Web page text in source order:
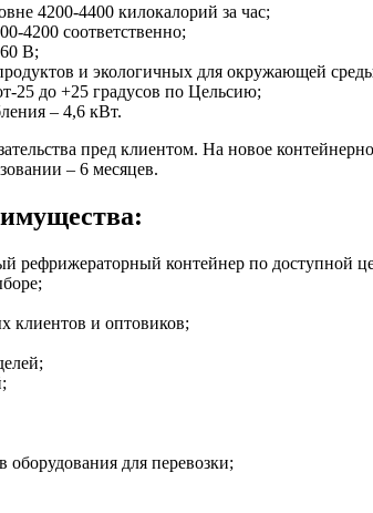
4200-4400 килокалорий за час;
4200 соответственно;
B;
и экологичных для окружающей
25 до +25 градусов по Цельсию;
– 4,6 кВт.
пред клиентом. На новое
– 6 месяцев.
рефрижераторный контейнер по доступной
клиентов и оптовиков;
для перевозки;